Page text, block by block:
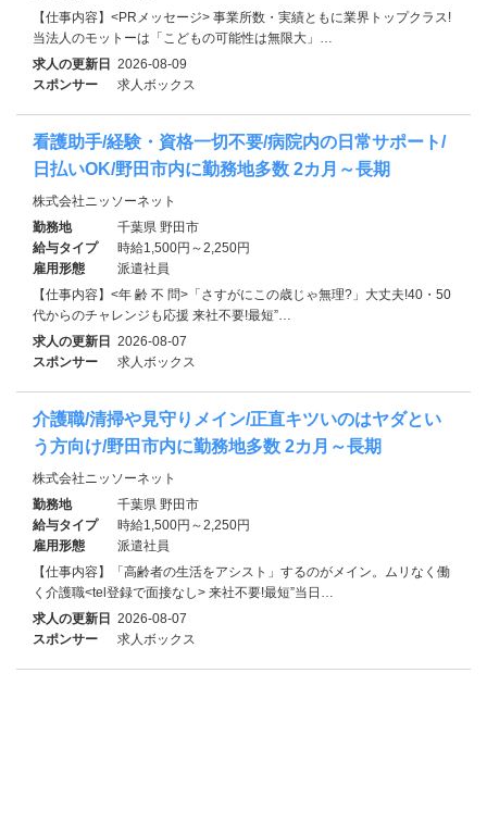
【仕事内容】<PRメッセージ> 事業所数・実績ともに業界トップクラス!
当法人のモットーは「こどもの可能性は無限大」…
求人の更新日 2026-08-09
スポンサー
求人ボックス
看護助手/経験・資格一切不要/病院内の日常サポート/
日払いOK/野田市内に勤務地多数 2カ月～長期
株式会社ニッソーネット
勤務地
千葉県 野田市
給与タイプ
時給1,500円～2,250円
雇用形態
派遣社員
【仕事内容】<年 齢 不 問>「さすがにこの歳じゃ無理?」大丈夫!40・50
代からのチャレンジも応援 来社不要!最短”…
求人の更新日 2026-08-07
スポンサー
求人ボックス
介護職/清掃や見守りメイン/正直キツいのはヤダとい
う方向け/野田市内に勤務地多数 2カ月～長期
株式会社ニッソーネット
勤務地
千葉県 野田市
給与タイプ
時給1,500円～2,250円
雇用形態
派遣社員
【仕事内容】「高齢者の生活をアシスト」するのがメイン。ムリなく働
く介護職<tel登録で面接なし> 来社不要!最短”当日…
求人の更新日 2026-08-07
スポンサー
求人ボックス